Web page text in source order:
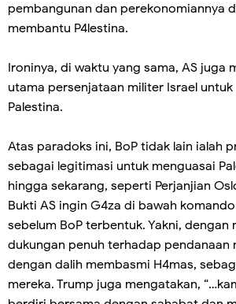
pembangunan dan perekonomiannya
membantu P4lestina.
Ironinya, di waktu yang sama, AS juga
utama persenjataan militer Israel
Palestina.
Atas paradoks ini, BoP tidak lain ialah
sebagai legitimasi untuk menguasai
hingga sekarang, seperti Perjanjian
Bukti AS ingin G4za di bawah
sebelum BoP terbentuk. Yakni, dengan
dukungan penuh terhadap pendanaan
dengan dalih membasmi H4mas,
mereka. Trump juga mengatakan,